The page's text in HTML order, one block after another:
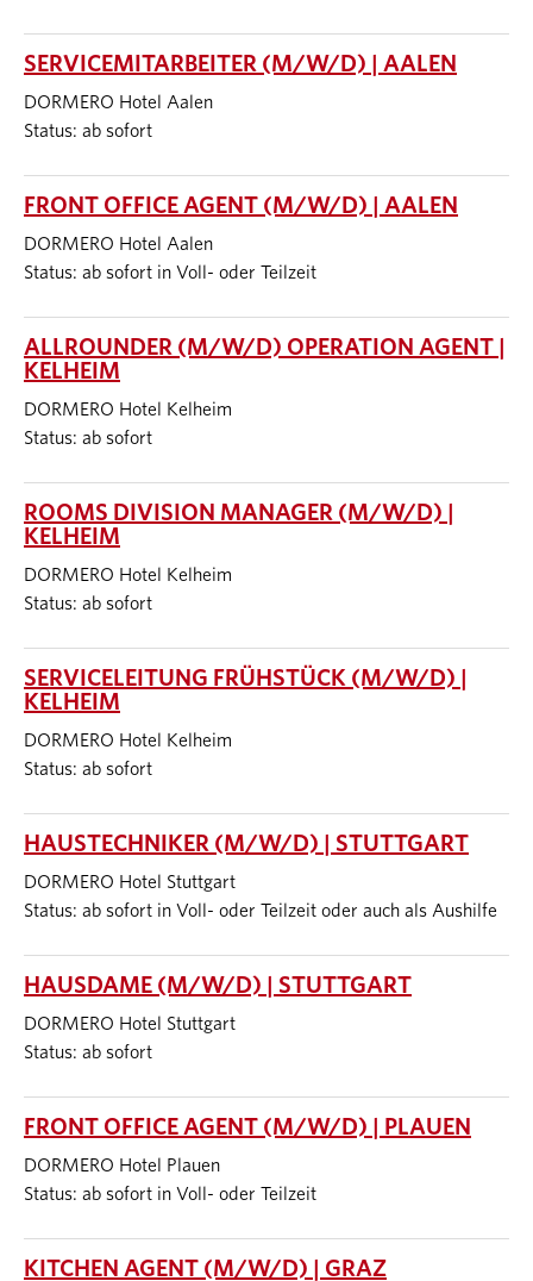
SERVICEMITARBEITER (M/W/D) | AALEN
DORMERO Hotel Aalen
Status: ab sofort
FRONT OFFICE AGENT (M/W/D) | AALEN
DORMERO Hotel Aalen
Status: ab sofort in Voll- oder Teilzeit
ALLROUNDER (M/W/D) OPERATION AGENT |
KELHEIM
DORMERO Hotel Kelheim
Status: ab sofort
ROOMS DIVISION MANAGER (M/W/D) |
KELHEIM
DORMERO Hotel Kelheim
Status: ab sofort
SERVICELEITUNG FRÜHSTÜCK (M/W/D) |
KELHEIM
DORMERO Hotel Kelheim
Status: ab sofort
HAUSTECHNIKER (M/W/D) | STUTTGART
DORMERO Hotel Stuttgart
Status: ab sofort in Voll- oder Teilzeit oder auch als Aushilfe
HAUSDAME (M/W/D) | STUTTGART
DORMERO Hotel Stuttgart
Status: ab sofort
FRONT OFFICE AGENT (M/W/D) | PLAUEN
DORMERO Hotel Plauen
Status: ab sofort in Voll- oder Teilzeit
KITCHEN AGENT (M/W/D) | GRAZ